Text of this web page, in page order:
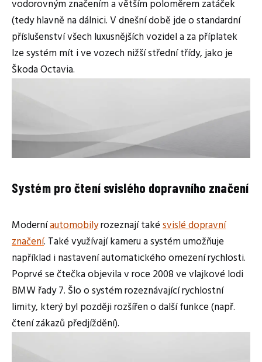
vodorovným značením a větším poloměrem zatáček
(tedy hlavně na dálnici. V dnešní době jde o standardní
příslušenství všech luxusnějších vozidel a za příplatek
lze systém mít i ve vozech nižší střední třídy, jako je
Škoda Octavia.
Systém pro čtení svislého dopravního značení
Moderníautomobilyrozeznají takésvislé dopravní
značení. Také využívají kameru a systém umožňuje
například i nastavení automatického omezení rychlosti.
Poprvé se čtečka objevila v roce 2008 ve vlajkové lodi
BMW řady 7. Šlo o systém rozeznávající rychlostní
limity, který byl později rozšířen o další funkce (např.
čtení zákazů předjíždění).